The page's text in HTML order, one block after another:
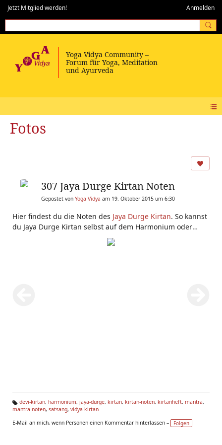
Jetzt Mitglied werden! Anmelden
Fotos
307 Jaya Durge Kirtan Noten
Gepostet von Yoga Vidya am 19. Oktober 2015 um 6:30
Hier findest du die Noten des Jaya Durge Kirtan. So kannst
du Jaya Durge Kirtan selbst auf dem Harmonium oder
einem anderen Musikinstrument spielen. Du findest Jaya
Kirtanheft
Ta
s:
devi-kirtan, harmonium, jaya-durge, kirtan, kirtan-noten, kirtanheft, mantra,
mantra-noten, satsang, vidya-kirtan
E-Mail an mich, wenn Personen einen Kommentar hinterlassen –
Folgen